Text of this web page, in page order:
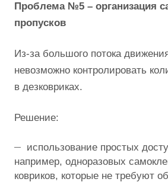
Проблема №5 – организация
пропусков
Из-за большого потока
невозможно контролировать
в дезковриках.
Решение:
использование простых
например, одноразовых
ковриков, которые не требуют